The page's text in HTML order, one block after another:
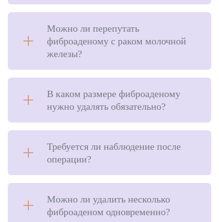
Пластика носа
Пластика живота
Лифтинг лица
Липосакция
Липофилинг
Пластика голеней
Косметология
Можно ли перепутать
фиброаденому с раком молочной
железы?
В каком размере фиброаденому
нужно удалять обязательно?
Требуется ли наблюдение после
операции?
Можно ли удалить несколько
фиброаденом одновременно?